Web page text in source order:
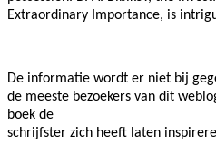
Extraordinary Importance, is
De informatie wordt er niet bij
de meeste bezoekers van dit
boek de
schrijfster zich heeft laten